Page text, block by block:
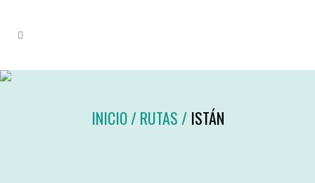
INICIO/RUTAS / ISTÁN